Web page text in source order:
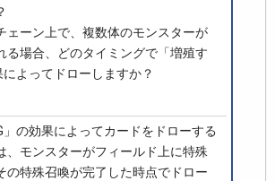
ェーン上で、複数体のモンスターが
る場合、どのタイミングで「増殖す
よってドローしますか？
」の効果によってカードをドローする
、モンスターがフィールド上に特殊
の特殊召喚が完了した時点でドロー